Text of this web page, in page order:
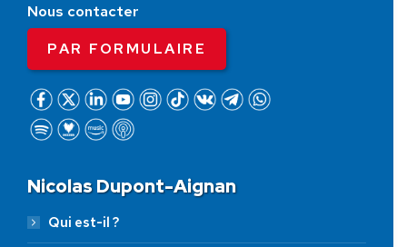
Nous contacter
PAR FORMULAIRE
Nicolas Dupont-Aignan
Qui est-il ?